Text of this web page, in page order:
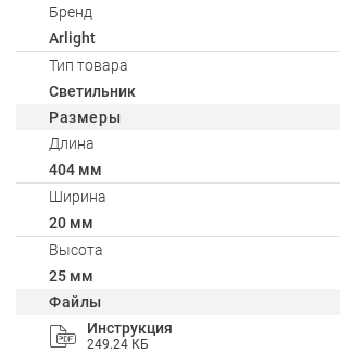
Бренд
Arlight
Тип товара
Светильник
Размеры
Длина
404 мм
Ширина
20 мм
Высота
25 мм
Файлы
Инструкция
249.24 КБ